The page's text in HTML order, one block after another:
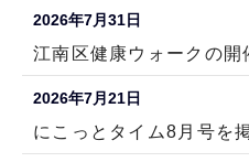
2026年7月31日
江南区健康ウォークの開
2026年7月21日
にこっとタイム8月号を